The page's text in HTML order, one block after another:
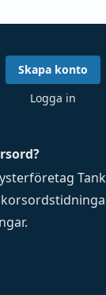
.
Skapa konto
Logga in